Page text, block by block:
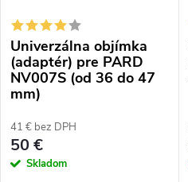
Univerzálna objímka
(adaptér) pre PARD
NV007S (od 36 do 47
mm)
41 € bez DPH
50 €
Skladom